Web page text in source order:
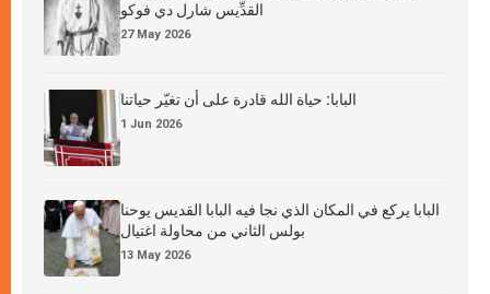
القدِّيس شارل دي فوكو
27 May 2026
البابا: حياة الله قادرة على أن تغيّر حياتنا
1 Jun 2026
البابا يركع في المكان الذي نجا فيه البابا القديس يوحنا
بولس الثاني من محاولة اغتيال
13 May 2026